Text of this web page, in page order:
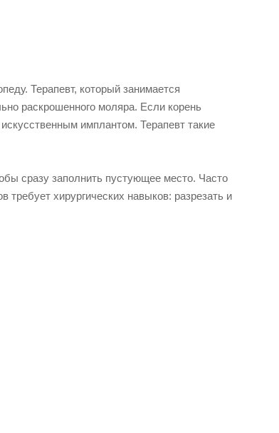
Терапевт, который занимается
раскрошенного моляра. Если корень
имплантом. Терапевт такие
сразу заполнить пустующее место. Часто
требует хирургических навыков: разрезать и